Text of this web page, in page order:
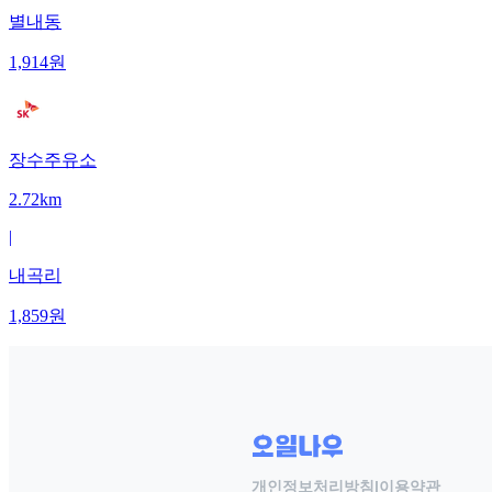
별내동
1,914원
장수주유소
2.72km
|
내곡리
1,859원
개인정보처리방침 |이용약관